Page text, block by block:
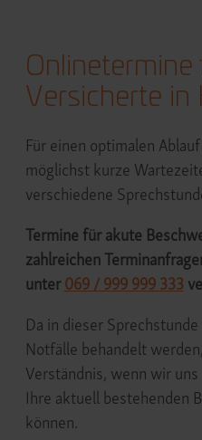
Versicherte in
Für einen optimalen
möglichst kurze
verschiedene
Termine für akute
zahlreichen
unter069 / 999 999 333
Da in dieser
Notfälle behandelt
Verständnis, wenn wir
Ihre aktuell bestehenden
können.